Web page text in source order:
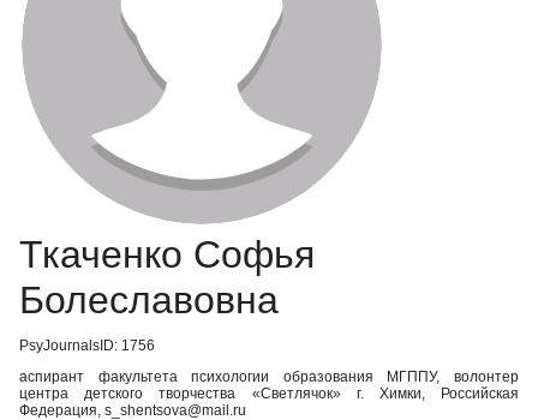
Ткаченко Софья
Болеславовна
PsyJournalsID: 1756
аспирант факультета психологии образования МГППУ, волонтер
центра детского творчества «Светлячок» г. Химки, Российская
Федерация, s_shentsova@mail.ru